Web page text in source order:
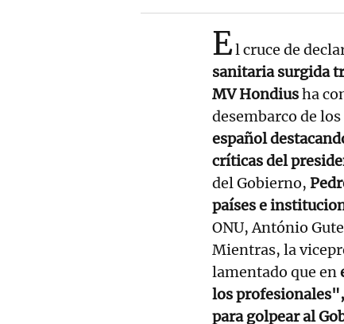
El cruce de
sanitaria surgida
MV Hondiusha
desembarco de
español
críticas del
del Gobierno,
países e
ONU, António
Mientras, la
lamentado que en
los
para golpear al